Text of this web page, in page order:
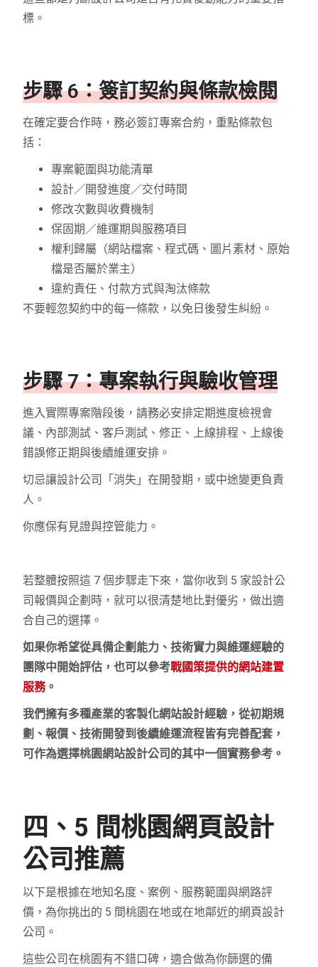
標。
步驟 6：簽訂契約與條款檢閱
在確定要合作時，務必簽訂專案合約，重點條款包
括：
專案範圍與功能清單
設計／開發進度／交付時間
修改次數與收費機制
保固期／維運期與服務項目
權利歸屬（網站檔案、程式碼、圖片素材、原始
檔是否屬於業主）
違約責任、付款方式與淘汰條款
不要輕忽契約中的每一條款，以免日後發生糾紛。
步驟 7：專案執行與驗收管理
進入實際專案階段後，請務必安排定期進度檢視會
議、內部測試、客戶測試、修正、上線排程、上線後
錯誤修正期與後續維運安排。
切忌讓設計公司「消失」在開發期，或中途變更負責
人。
你應保有見證與控管能力。
若整體按照這 7 個步驟走下來，當你收到 5 家設計公
司報價與企劃時，就可以很清楚地比對優劣，做出適
合自己的選擇。
如果你希望從具備企劃能力、技術實力與維運經驗的
團隊中開始評估，也可以參考戰國策提供的網站建置
服務。
我們擁有多種產業的客製化網站設計經驗，從初期規
劃、報價、技術開發到後續維運流程皆有完善配套，
可作為選擇桃園網站設計公司的其中一個實務參考。
四、5 間桃園網頁設計
公司推薦
以下是根據在地知名度、案例、服務範圍與網路評
價，為你挑出的 5 間桃園在地或在地鄰近的網頁設計
公司。
這些公司在桃園有不錯口碑，適合做為你篩選的備